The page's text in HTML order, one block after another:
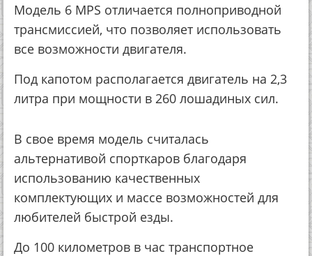
Модель 6 MPS отличается полноприводной
трансмиссией, что позволяет использовать
все возможности двигателя.
Под капотом располагается двигатель на 2,3
литра при мощности в 260 лошадиных сил.
В свое время модель считалась
альтернативой спорткаров благодаря
использованию качественных
комплектующих и массе возможностей для
любителей быстрой езды.
До 100 километров в час транспортное